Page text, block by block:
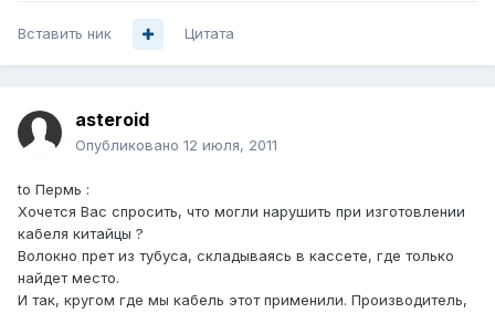
Вставить ник Цитата
asteroid
Опубликовано 12 июля, 2011
to Пермь :
Хочется Вас спросить, что могли нарушить при изготовлении
кабеля китайцы ?
Волокно прет из тубуса, складываясь в кассете, где только
найдет место.
И так, кругом где мы кабель этот применили. Производитель,